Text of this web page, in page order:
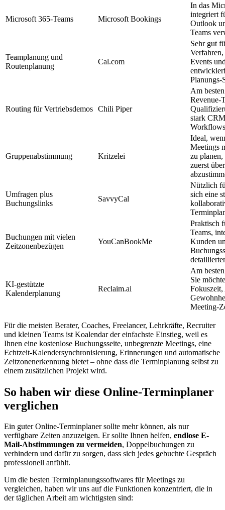
Microsoft 365-Teams Microsoft Bookings
In das
integriert
Outlook
Teams
Teamplanung und
Routenplanung
Cal.com
Sehr gut
Events
Planungs-
Routing für Vertriebsdemos Chili Piper
Am
Revenue-
stark
Gruppenabstimmung Kritzelei
Ideal,
Meetings
zu planen,
zuerst
Umfragen plus
Buchungslinks
SavvyCal
Nützlich
sich eine
Buchungen mit vielen
Zeitzonenbezügen
YouCanBookMe
Praktisch
Teams,
Kunden
KI-gestützte
Kalenderplanung
Reclaim.ai
Am
Sie
Meeting-
Für die meisten Berater, Coaches, Freelancer, Lehrkräfte, Recruiter
und kleinen Teams ist Koalendar der einfachste Einstieg, weil es
Ihnen eine kostenlose Buchungsseite, unbegrenzte Meetings, eine
Echtzeit-Kalendersynchronisierung, Erinnerungen und automatische
Zeitzonenerkennung bietet – ohne dass die Terminplanung selbst zu
einem zusätzlichen Projekt wird.
So haben wir diese Online-Terminplaner
verglichen
Ein guter Online-Terminplaner sollte mehr können, als nur
verfügbare Zeiten anzuzeigen. Er sollte Ihnen helfen, endlose E-
Mail-Abstimmungen zu vermeiden, Doppelbuchungen zu
verhindern und dafür zu sorgen, dass sich jedes gebuchte Gespräch
professionell anfühlt.
Um die besten Terminplanungssoftwares für Meetings zu
vergleichen, haben wir uns auf die Funktionen konzentriert, die in
der täglichen Arbeit am wichtigsten sind: